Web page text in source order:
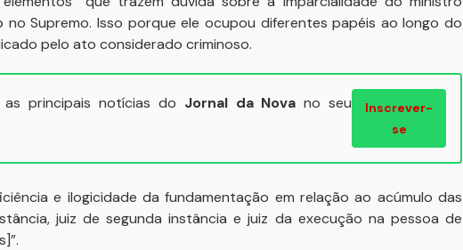
Supremo. Isso porque ele ocupou diferentes papéis ao longo do
pelo ato considerado criminoso.
as principais notícias do Jornal da Nova no seu
Inscrever-
se
e ilogicidade da fundamentação em relação ao acúmulo das
juiz de segunda instância e juiz da execução na pessoa de